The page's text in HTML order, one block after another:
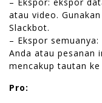
atau video.
Slackbot.
– Ekspor
Anda atau pesanan
mencakup tautan
Pro: